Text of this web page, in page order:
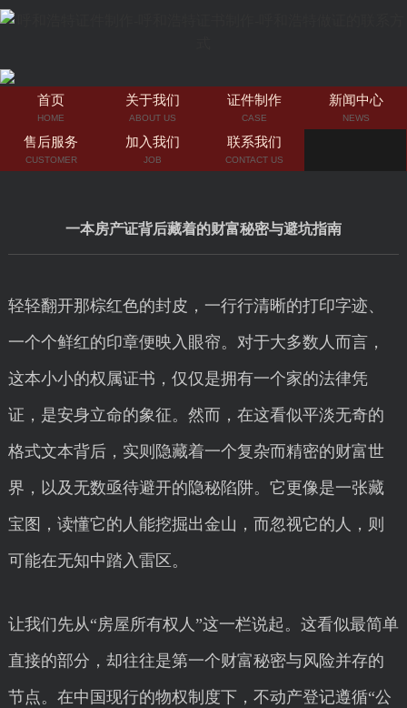
首页
HOME
关于我们
ABOUT US
证件制作
CASE
新闻中心
NEWS
售后服务
CUSTOMER
加入我们
JOB
联系我们
CONTACT US
一本房产证背后藏着的财富秘密与避坑指南
轻轻翻开那棕红色的封皮，一行行清晰的打印字迹、
一个个鲜红的印章便映入眼帘。对于大多数人而言，
这本小小的权属证书，仅仅是拥有一个家的法律凭
证，是安身立命的象征。然而，在这看似平淡无奇的
格式文本背后，实则隐藏着一个复杂而精密的财富世
界，以及无数亟待避开的隐秘陷阱。它更像是一张藏
宝图，读懂它的人能挖掘出金山，而忽视它的人，则
可能在无知中踏入雷区。
让我们先从“房屋所有权人”这一栏说起。这看似最简单
直接的部分，却往往是第一个财富秘密与风险并存的
节点。在中国现行的物权制度下，不动产登记遵循“公